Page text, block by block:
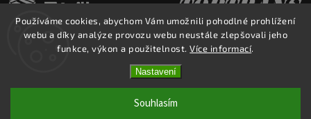
Používáme cookies, abychom Vám umožnili pohodlné prohlížení
webu a díky analýze provozu webu neustále zlepšovali jeho
funkce, výkon a použitelnost.Více informací.
Nastavení
Souhlasím
E-SHOP MILATA. Všechna práva vyhrazena.
Upravit nastavení cookies